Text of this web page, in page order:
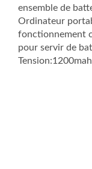
ensemble de
Ordinateur
fonctionnement
pour servir de